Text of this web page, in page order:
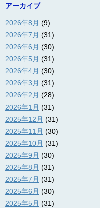
アーカイブ
2026年8月 (9)
2026年7月 (31)
2026年6月 (30)
2026年5月 (31)
2026年4月 (30)
2026年3月 (31)
2026年2月 (28)
2026年1月 (31)
2025年12月 (31)
2025年11月 (30)
2025年10月 (31)
2025年9月 (30)
2025年8月 (31)
2025年7月 (31)
2025年6月 (30)
2025年5月 (31)